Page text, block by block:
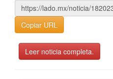
Copiar URL
Leer noticia completa.